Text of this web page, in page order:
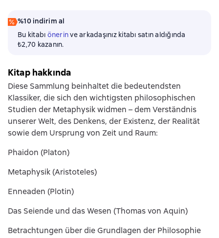
%10 indirim al
Bu kitabı önerinve arkadaşınız kitabı satın aldığında
₺2,70 kazanın.
Kitap hakkında
Diese Sammlung beinhaltet die bedeutendsten
Klassiker, die sich den wichtigsten philosophischen
Studien der Metaphysik widmen – dem Verständnis
unserer Welt, des Denkens, der Existenz, der Realität
sowie dem Ursprung von Zeit und Raum:
Phaidon (Platon)
Metaphysik (Aristoteles)
Enneaden (Plotin)
Das Seiende und das Wesen (Thomas von Aquin)
Betrachtungen über die Grundlagen der Philosophie